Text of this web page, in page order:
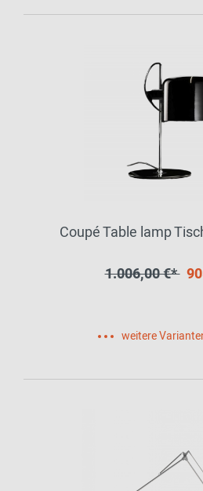
Coupé Table lamp
1.006,00 €*
weitere